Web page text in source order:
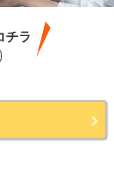
チラ